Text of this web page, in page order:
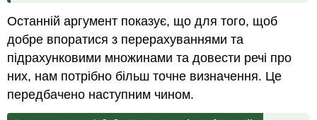
Останній аргумент показує, що для того, щоб
добре впоратися з перерахуваннями та
підрахунковими множинами та довести речі про
них, нам потрібно більш точне визначення. Це
передбачено наступним чином.